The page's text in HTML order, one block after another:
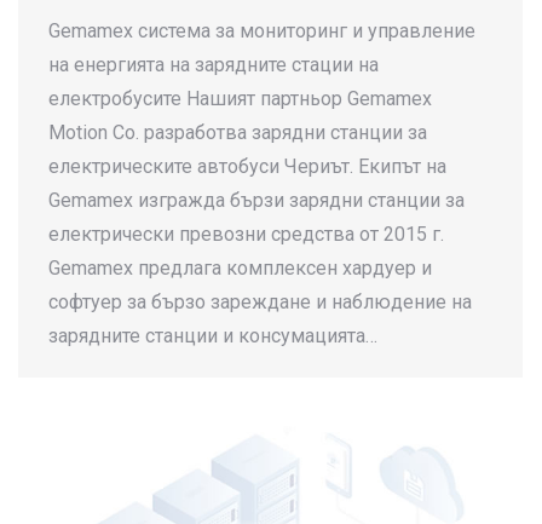
Gemamex система за мониторинг и управление
на енергията на зарядните стации на
електробусите Нашият партньор Gemamex
Motion Co. разработва зарядни станции за
електрическите автобуси Чериът. Екипът на
Gemamex изгражда бързи зарядни станции за
електрически превозни средства от 2015 г.
Gemamex предлага комплексен хардуер и
софтуер за бързо зареждане и наблюдение на
зарядните станции и консумацията…